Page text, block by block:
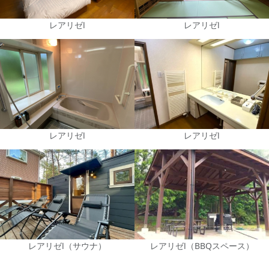
レアリゼⅠ レアリゼⅠ
レアリゼⅠ レアリゼⅠ
レアリゼⅠ（サウナ） レアリゼⅠ（BBQスペース）